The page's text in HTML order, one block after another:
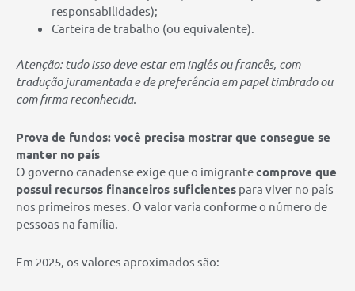
responsabilidades);
Carteira de trabalho (ou equivalente).
Atenção: tudo isso deve estar em inglês ou francês, com
tradução juramentada e de preferência em papel timbrado ou
com firma reconhecida.
Prova de fundos: você precisa mostrar que consegue se
manter no país
O governo canadense exige que o imigrantecomprove que
possui recursos financeiros suficientes para viver no país
nos primeiros meses. O valor varia conforme o número de
pessoas na família.
Em 2025, os valores aproximados são: